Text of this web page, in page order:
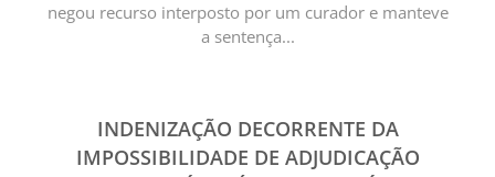
negou recurso interposto por um curador e manteve
a sentença...
INDENIZAÇÃO DECORRENTE DA
IMPOSSIBILIDADE DE ADJUDICAÇÃO